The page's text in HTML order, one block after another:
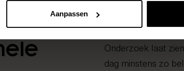
Aanpassen
Onderzoek laat
dag minstens zo